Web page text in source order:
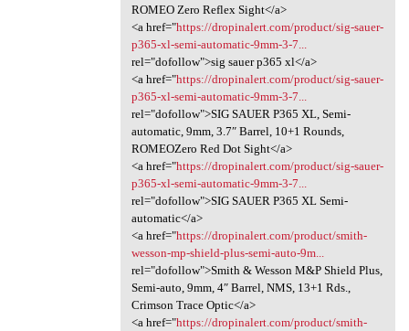
ROMEO Zero Reflex Sight</a>
<a href="https://dropinalert.com/product/sig-sauer-
p365-xl-semi-automatic-9mm-3-7...
rel="dofollow">sig sauer p365 xl</a>
<a href="https://dropinalert.com/product/sig-sauer-
p365-xl-semi-automatic-9mm-3-7...
rel="dofollow">SIG SAUER P365 XL, Semi-
automatic, 9mm, 3.7″ Barrel, 10+1 Rounds,
ROMEOZero Red Dot Sight</a>
<a href="https://dropinalert.com/product/sig-sauer-
p365-xl-semi-automatic-9mm-3-7...
rel="dofollow">SIG SAUER P365 XL Semi-
automatic</a>
<a href="https://dropinalert.com/product/smith-
wesson-mp-shield-plus-semi-auto-9m...
rel="dofollow">Smith & Wesson M&P Shield Plus,
Semi-auto, 9mm, 4″ Barrel, NMS, 13+1 Rds.,
Crimson Trace Optic</a>
<a href="https://dropinalert.com/product/smith-